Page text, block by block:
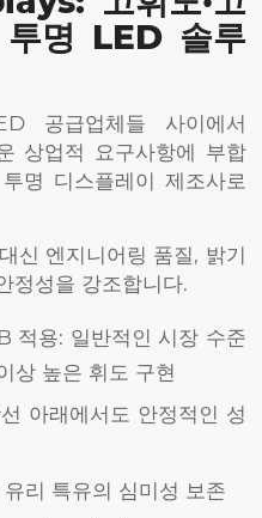
투명 LED 솔루
공급업체들 사이에서
상업적 요구사항에 부합
명 디스플레이 제조사로
신 엔지니어링 품질, 밝기
정성을 강조합니다.
적용: 일반적인 시장 수준
상 높은 휘도 구현
아래에서도 안정적인 성
리 특유의 심미성 보존